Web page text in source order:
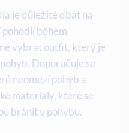
je důležité dbát na
během
vybrat outfit, který je
Doporučuje se
neomezí pohyb a
materiály, které se
bránit v pohybu.